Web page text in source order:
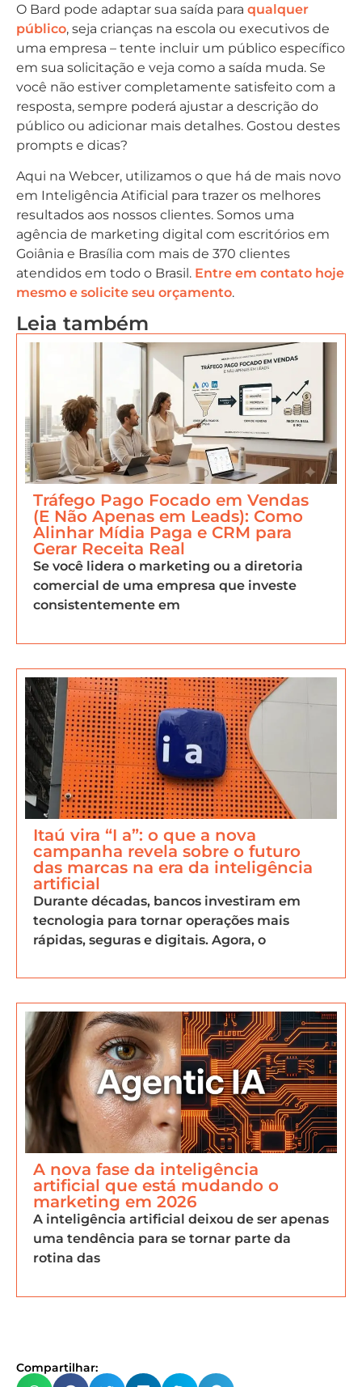
O Bard pode adaptar sua saída para qualquer
público, seja crianças na escola ou executivos de
uma empresa – tente incluir um público específico
em sua solicitação e veja como a saída muda. Se
você não estiver completamente satisfeito com a
resposta, sempre poderá ajustar a descrição do
público ou adicionar mais detalhes. Gostou destes
prompts e dicas?
Aqui na Webcer, utilizamos o que há de mais novo
em Inteligência Atificial para trazer os melhores
resultados aos nossos clientes. Somos uma
agência de marketing digital com escritórios em
Goiânia e Brasília com mais de 370 clientes
atendidos em todo o Brasil. Entre em contato hoje
mesmo e solicite seu orçamento.
Leia também
Tráfego Pago Focado em Vendas
(E Não Apenas em Leads): Como
Alinhar Mídia Paga e CRM para
Gerar Receita Real
Se você lidera o marketing ou a diretoria
comercial de uma empresa que investe
consistentemente em
Itaú vira “I a”: o que a nova
campanha revela sobre o futuro
das marcas na era da inteligência
artificial
Durante décadas, bancos investiram em
tecnologia para tornar operações mais
rápidas, seguras e digitais. Agora, o
A nova fase da inteligência
artificial que está mudando o
marketing em 2026
A inteligência artificial deixou de ser apenas
uma tendência para se tornar parte da
rotina das
Compartilhar: